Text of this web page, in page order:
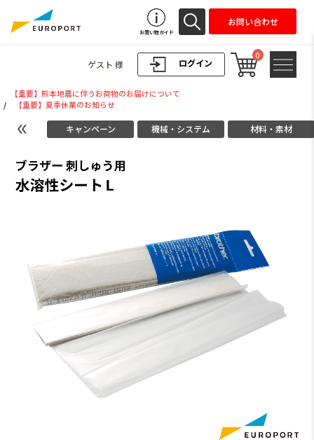
ログイン
ゲスト 様
0
お買い物ガイド
お問い合わせ
【重要】熊本地震に伴うお荷物のお届けについて
/
【重要】夏季休業のお知らせ
キャンペーン 機械・システム 材料・素材